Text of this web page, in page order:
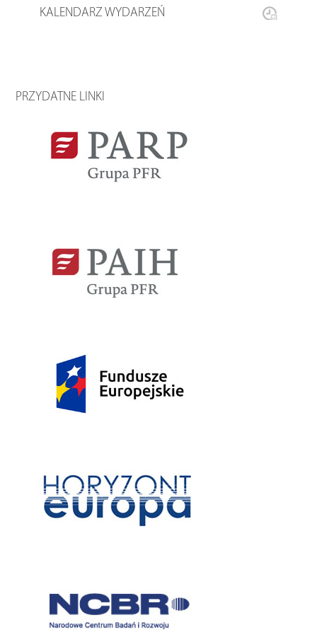
KALENDARZ WYDARZEŃ
PRZYDATNE LINKI